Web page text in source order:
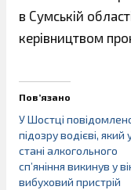
в Сумській
керівництвом
Пов’язано
У Шостці
підозру водієві, який
стані алкогольного
сп’яніння викинув у
вибуховий пристрій